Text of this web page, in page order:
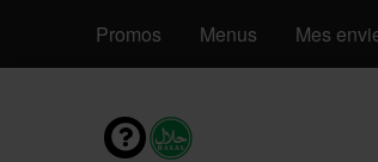
Promos Menus Mes